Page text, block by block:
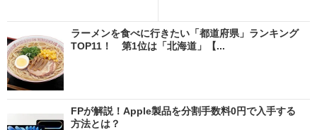
ラーメンを食べに行きたい「都道府県」ランキング
TOP11！ 第1位は「北海道」【...
FPが解説！Apple製品を分割手数料0円で入手する
方法とは？